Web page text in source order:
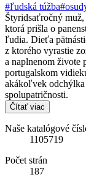
#ľudská túžba
Štyridsaťročný
ktorá prišla o
ľudia. Dieťa
z ktorého vyrastie
a naplnenom živote
portugalskom
akákoľvek odchýlka
spolupatričnosti.
Čítať viac
Naše katalógové
1105719
Počet strán
187